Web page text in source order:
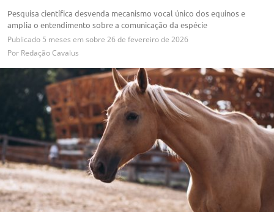
Pesquisa científica desvenda mecanismo vocal único dos equinos e
amplia o entendimento sobre a comunicação da espécie
Publicado 5 meses em sobre 26 de fevereiro de 2026
Por Redação Cavalus